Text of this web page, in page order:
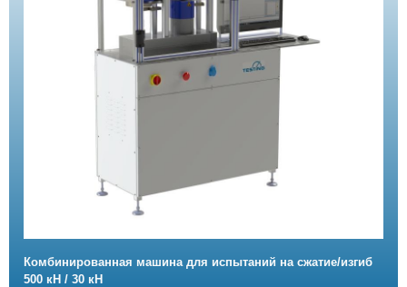
Комбинированная машина для испытаний на сжатие/изгиб
500 кН / 30 кН